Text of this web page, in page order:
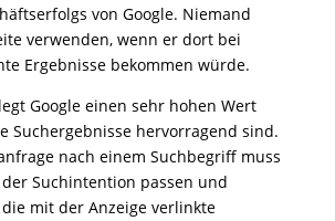
von Google. Niemand
verwenden, wenn er dort bei
Ergebnisse bekommen würde.
Google einen sehr hohen Wert
Suchergebnisse hervorragend sind.
nach einem Suchbegriff muss
Suchintention passen und
mit der Anzeige verlinkte